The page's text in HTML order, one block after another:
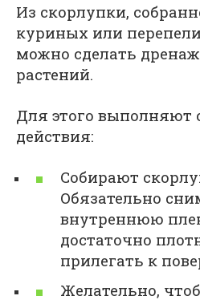
Из скорлупки,
куриных или
можно сделать
растений.
Для этого выполняют
действия:
Собирают
Обязательно
внутреннюю
достаточно
прилегать к
Желательно,